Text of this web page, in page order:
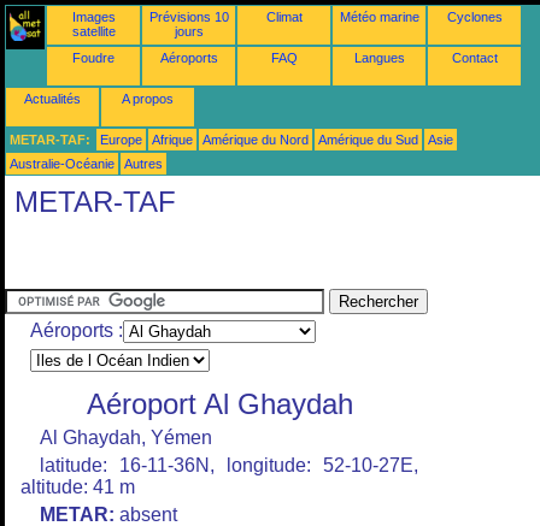
Images
satellite
Prévisions 10
jours
Climat Météo marine Cyclones
Foudre Aéroports FAQ Langues Contact
Actualités A propos
METAR-TAF: Europe Afrique Amérique du Nord Amérique du Sud
Asie
Australie-Océanie
Autres
METAR-TAF
Aéroports :
Aéroport Al Ghaydah
Al Ghaydah, Yémen
latitude: 16-11-36N, longitude: 52-10-27E,
altitude: 41 m
METAR: absent